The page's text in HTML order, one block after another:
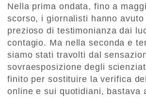
Nella prima ondata, fino a
scorso, i giornalisti hanno avuto
prezioso di testimonianza dai
contagio. Ma nella seconda e
siamo stati travolti dal
sovraesposizione degli
finito per sostituire la verifica
online e sui quotidiani, bastava